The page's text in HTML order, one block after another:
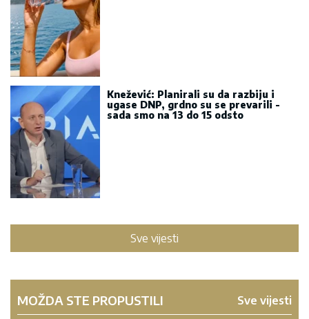
Knežević: Planirali su da razbiju i
ugase DNP, grdno su se prevarili -
sada smo na 13 do 15 odsto
Sve vijesti
MOŽDA STE PROPUSTILI Sve vijesti